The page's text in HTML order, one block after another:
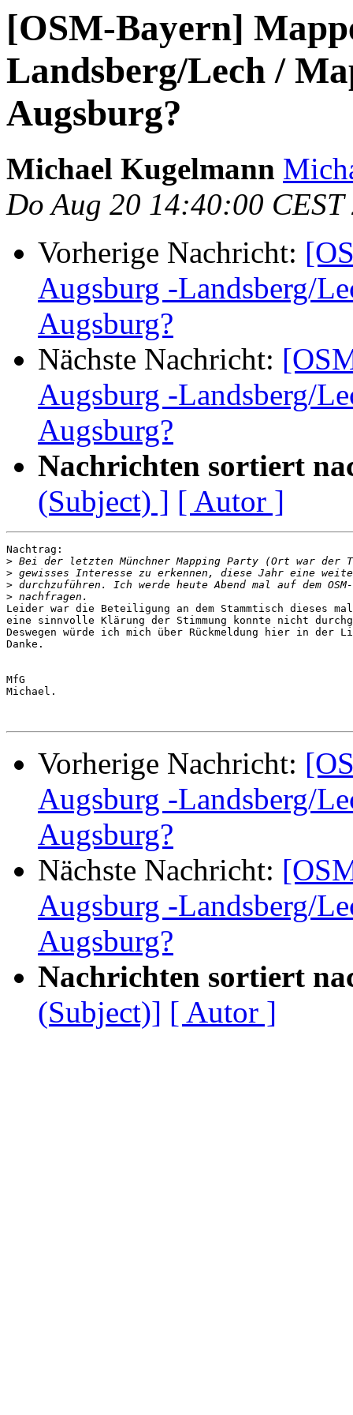
[OSM-Bayern]
Landsberg/Lech /
Augsburg?
Michael Kugelmann
Do Aug 20 14:40:00 CEST
Vorherige Nachricht:
Augsburg -Landsberg/
Augsburg?
Nächste Nachricht:
Augsburg -Landsberg/
Augsburg?
Nachrichten sortiert
(Subject) ] [ Autor ]
Nachtrag:
>
>
>
>
Leider war die Beteiligung an dem Stammtisch dieses
eine sinnvolle Klärung der Stimmung konnte nicht
Deswegen würde ich mich über Rückmeldung hier in
Danke.
MfG
Michael.
Vorherige Nachricht:
Augsburg -Landsberg/
Augsburg?
Nächste Nachricht:
Augsburg -Landsberg/
Augsburg?
Nachrichten sortiert
(Subject)] [ Autor ]